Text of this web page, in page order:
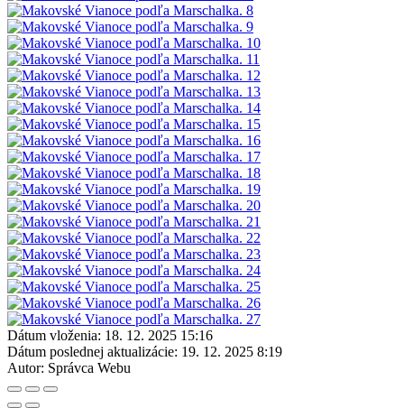
Dátum vloženia: 18. 12. 2025 15:16
Dátum poslednej aktualizácie: 19. 12. 2025 8:19
Autor: Správca Webu